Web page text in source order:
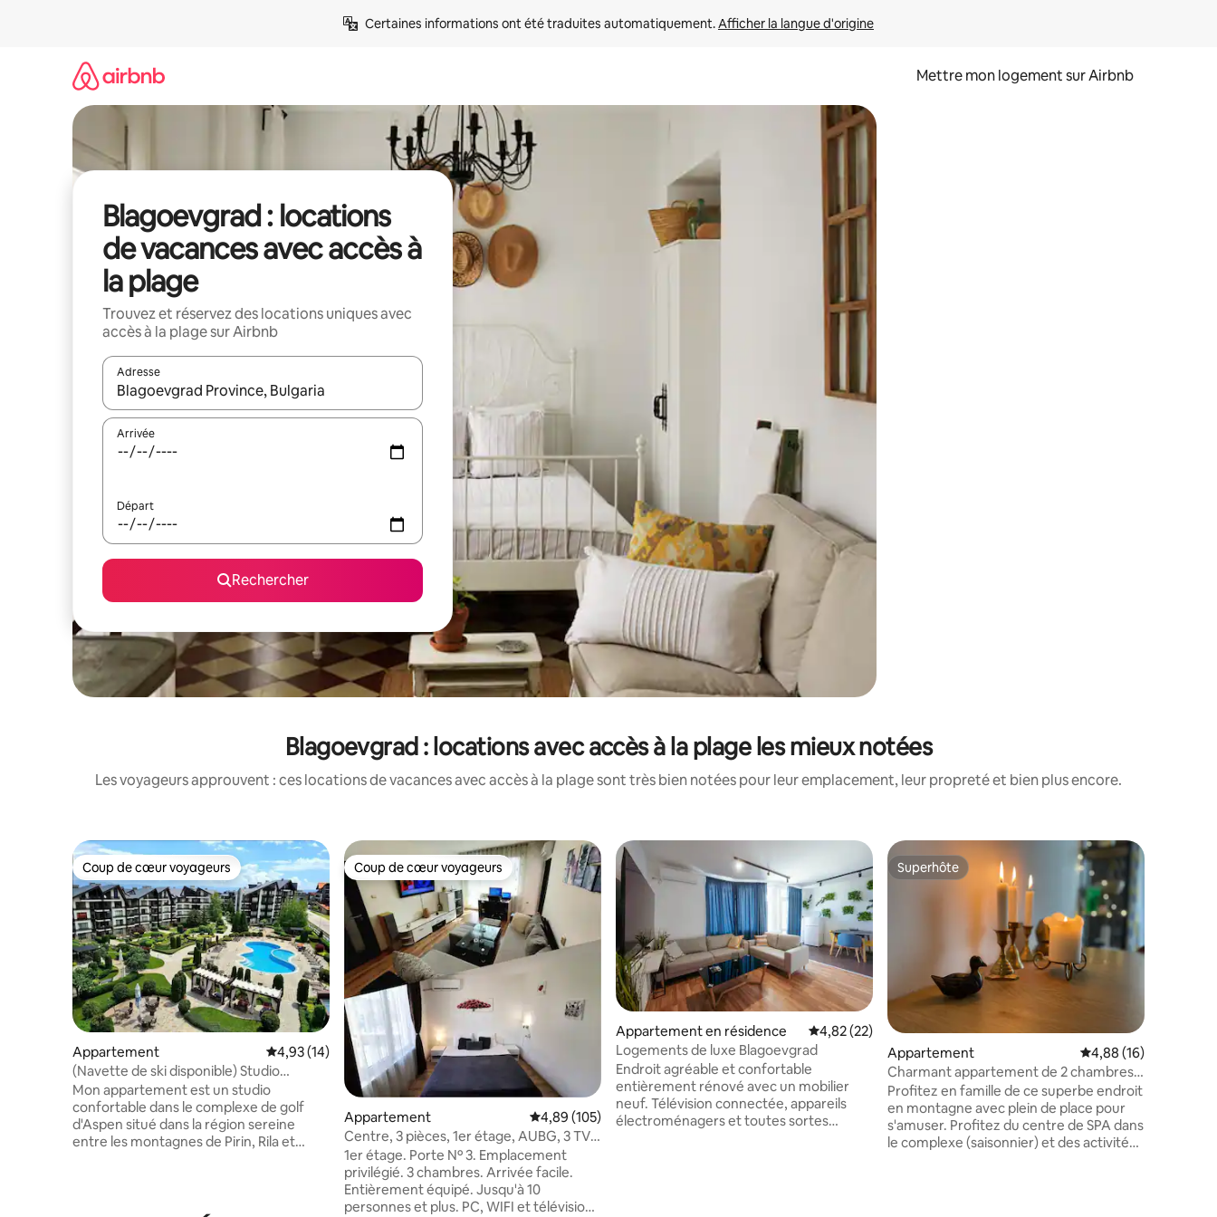
Certaines informations ont été traduites automatiquement. Afficher la langue d'origine
Mettre mon logement sur Airbnb
Blagoevgrad : locations
de vacances avec accès à
la plage
Trouvez et réservez des locations uniques avec
accès à la plage sur Airbnb
Adresse
Lorsque les résultats s'affichent, utilisez les flèches vers le haut et vers le bas pour les parcourir ou en appuyant et en faisant glisser.
Arrivée
Départ
Rechercher
Blagoevgrad : locations avec accès à la plage les mieux notées
Les voyageurs approuvent : ces locations de vacances avec accès à la plage sont très bien notées pour leur emplacement, leur propreté et bien plus encore.
Coup de cœur voyageurs
Coup de cœur voyageurs
Appartement Évaluation moyenne sur la base de 14 commentaires : 4,93 sur 5
4,93 (14)
(Navette de ski disponible) Studio
confortable 2 avec SPA
Mon appartement est un studio
confortable dans le complexe de golf
d'Aspen situé dans la région sereine
entre les montagnes de Pirin, Rila et
randonnée, le vélo ou pour profiter de la
Coup de cœur voyageurs
Coup de cœur voyageurs
Appartement Évaluation moyenne sur la base de 105 commentaires : 4,89 sur 5
4,89 (105)
Centre, 3 pièces, 1er étage, AUBG, 3 TV
200+, PC + WiFi
1er étage. Porte Nº 3. Emplacement
privilégié. 3 chambres. Arrivée facile.
Entièrement équipé. Jusqu'à 10
personnes et plus. PC, WIFI et télévision
Appartement en résidence Évaluation moyenne sur la base de 22 commentaires : 4,82 sur 5
4,82 (22)
Logements de luxe Blagoevgrad
Endroit agréable et confortable
entièrement rénové avec un mobilier
neuf. Télévision connectée, appareils
électroménagers et toutes sortes
Superhôte
Superhôte
Appartement Évaluation moyenne
4,88 (16)
Charmant appartement de 2 chambres
avec spa
Profitez en famille de ce superbe endroit
en montagne avec plein de place pour
s'amuser. Profitez du centre de SPA dans
le complexe (saisonnier) et des activités